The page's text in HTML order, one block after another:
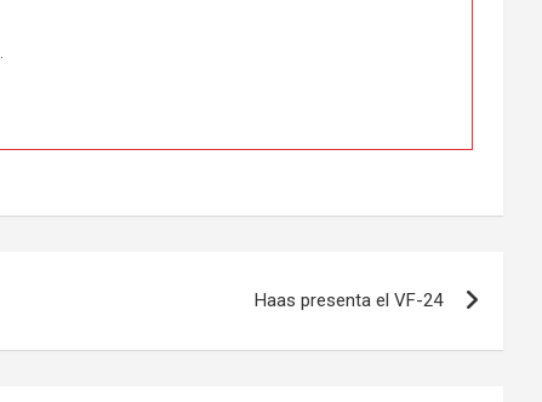
Haas presenta el VF-24